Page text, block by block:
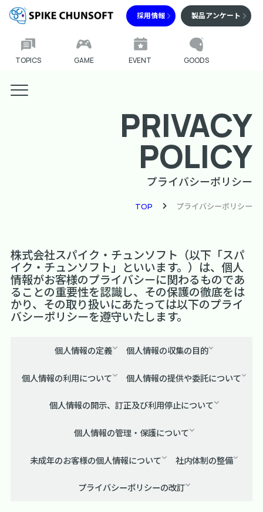
採用情報 製品アンケート
TOPICS GAME EVENT GOODS
PRIVACY
POLICY
プライバシーポリシー
TOP プライバシーポリシー
株式会社スパイク・チュンソフト（以下「スパ
イク・チュンソフト」といいます。）は、個人
情報がお客様のプライバシーに関わるものであ
ることの重要性を認識し、その保護の徹底をは
かり、その取り扱いにあたっては以下のプライ
バシーポリシーを遵守いたします。
個人情報の定義 個人情報の収集の目的
個人情報の利用について 個人情報の提供や委託について
個人情報の開示、訂正及び利用停止について
個人情報の管理・保護について
未成年のお客様の個人情報について 社内体制の整備
プライバシーポリシーの改訂